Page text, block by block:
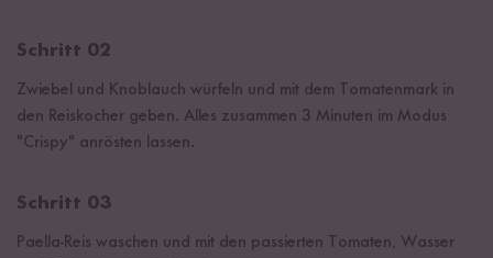
Schritt 02
Zwiebel und Knoblauch würfeln und mit dem Tomatenmark in
den Reiskocher geben. Alles zusammen 3 Minuten im Modus
"Crispy" anrösten lassen.
Schritt 03
Paella-Reis waschen und mit den passierten Tomaten, Wasser